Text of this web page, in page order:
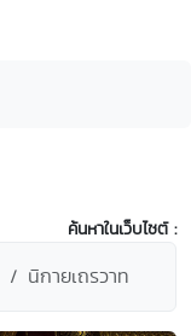
ค้นหาในเว็บไซต์ :
นิกายเถรวาท